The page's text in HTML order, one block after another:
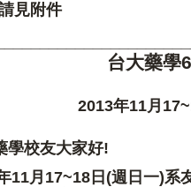
見附件
台大藥學
2013年11月
學校友大家好!
11月17~18日(週日一)系